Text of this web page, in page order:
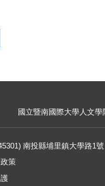
國立暨南國際大學人文學
南投縣埔里鎮大學路1號
策